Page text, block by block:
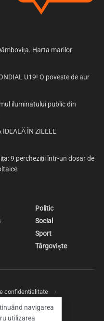
Harta marilor
U19! O poveste de aur
iluminatului public din
IDEALĂ ÎN ZILELE
9 percheziții într-un dosar de
Politic
Social
Sport
Târgoviște
confidentialitate
navigarea
utilizarea